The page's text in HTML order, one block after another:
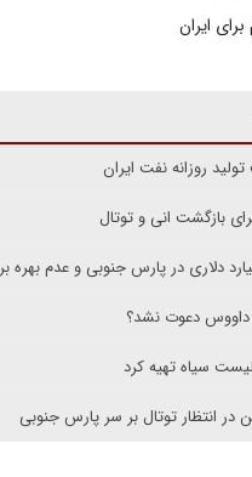
ایران
روزانه نفت ایران
بازگشت انی و توتال
داووس دعوت نشد؟
سیاه تهیه کرد
در انتظار توتال بر سر پارس جنوبی